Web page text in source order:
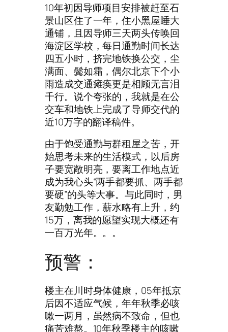
10年初因导师项目安排被赶至石
景山区住了一年，住小黑屋睡大
通铺，且因导师三天两头传唤回
海淀区学校，每日通勤时间长达
四五小时，挤完地铁换公交，尘
满面、鬓如霜，偶尔北京下个小
雨造成交通瘫痪更是相顾无言泪
千行。说个夸张的，我就是在公
交车和地铁上完成了导师交代的
近10万字的翻译稿件。
由于饱受通勤与群租屋之苦，开
始思考未来的生活模式，以后房
子要宽敞明亮，要离工作地点近
成为我心头“两手都要抓、两手都
要硬”的头等大事。与此同时，男
友勤勉工作，薪水略有上升，约
15万，离我的愿望实现大概还有
一百万光年。。。
预警：
楼主在川时身体健康，05年抵京
后因不适应气候，年年秋季必咳
嗽一两月，虽然病不致命，但也
痛苦难熬。10年秋季楼主的咳嗽